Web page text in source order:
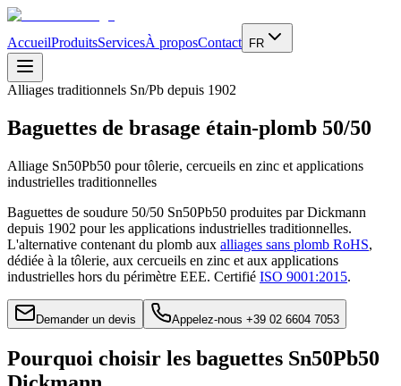
AccueilProduitsServicesÀ proposContact FR
Alliages traditionnels Sn/Pb depuis 1902
Baguettes de brasage étain-plomb 50/50
Alliage Sn50Pb50 pour tôlerie, cercueils en zinc et applications
industrielles traditionnelles
Baguettes de soudure 50/50 Sn50Pb50 produites par Dickmann
depuis 1902 pour les applications industrielles traditionnelles.
L'alternative contenant du plomb aux alliages sans plomb RoHS,
dédiée à la tôlerie, aux cercueils en zinc et aux applications
industrielles hors du périmètre EEE. Certifié ISO 9001:2015.
Demander un devis Appelez-nous +39 02 6604 7053
Pourquoi choisir les baguettes Sn50Pb50